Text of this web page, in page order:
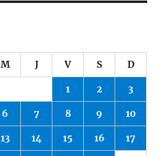
M J V S D
1 2 3
6 7 8 9 10
13 14 15 16 17